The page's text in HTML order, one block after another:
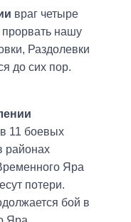
враг четыре
прорвать нашу
Раздолевки
до сих пор.
11 боевых
районах
Яра
потери.
бой в